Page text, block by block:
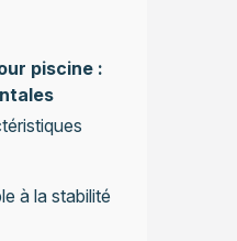
piscine :
à la stabilité